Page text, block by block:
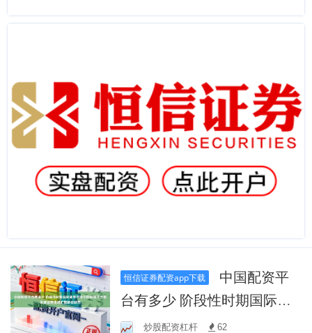
恒信证券配资app下载
台有多少 阶段性时期国际蓝
筹市场中的配资平台是否受
炒股配资杠杆 62